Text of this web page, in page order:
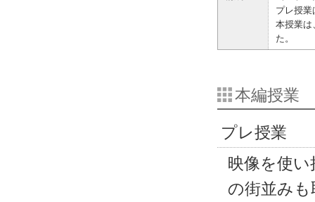
プレ授業
本授業は
た。
本編授業
プレ授業
映像を使
の街並み